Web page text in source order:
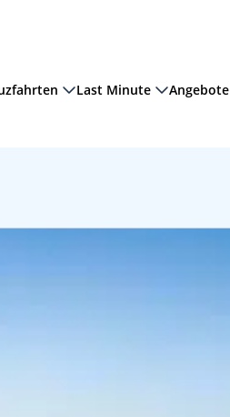
Last Minute Angebote